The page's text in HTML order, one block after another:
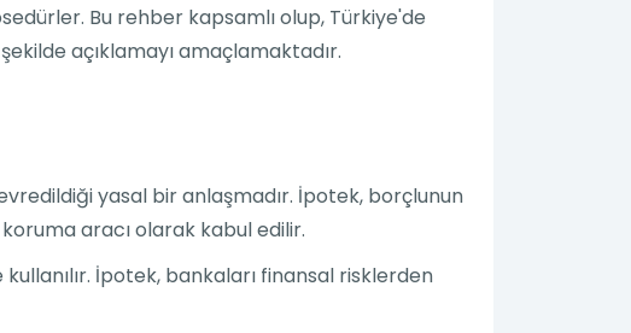
Bu rehber kapsamlı olup, Türkiye'de
açıklamayı amaçlamaktadır.
yasal bir anlaşmadır. İpotek, borçlunun
aracı olarak kabul edilir.
İpotek, bankaları finansal risklerden